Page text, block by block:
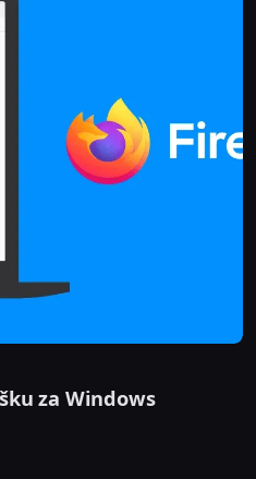
za Windows